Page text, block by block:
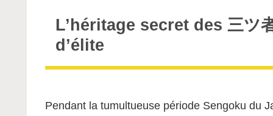
L’héritage secret des 三ツ
d’élite
Pendant la tumultueuse période Sengoku du